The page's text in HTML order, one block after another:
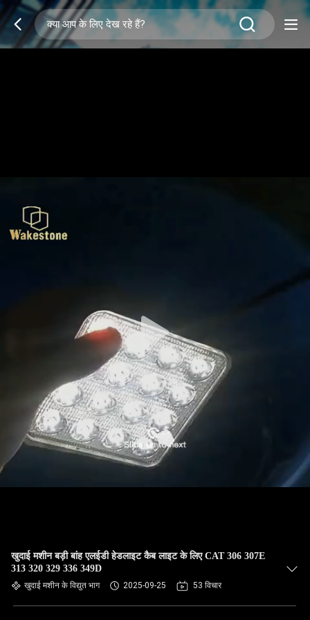
खुदाई मशीन बड़ी बांह एलईडी हेडलाइट कैब लाइट के लिए CAT 306 307E
313 320 329 336 349D
खुदाई मशीन के विद्युत भाग 2025-09-25 53 विचार